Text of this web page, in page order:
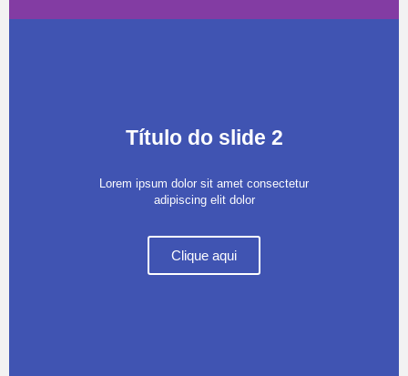
Título do slide 2
Lorem ipsum dolor sit amet consectetur
adipiscing elit dolor
Clique aqui